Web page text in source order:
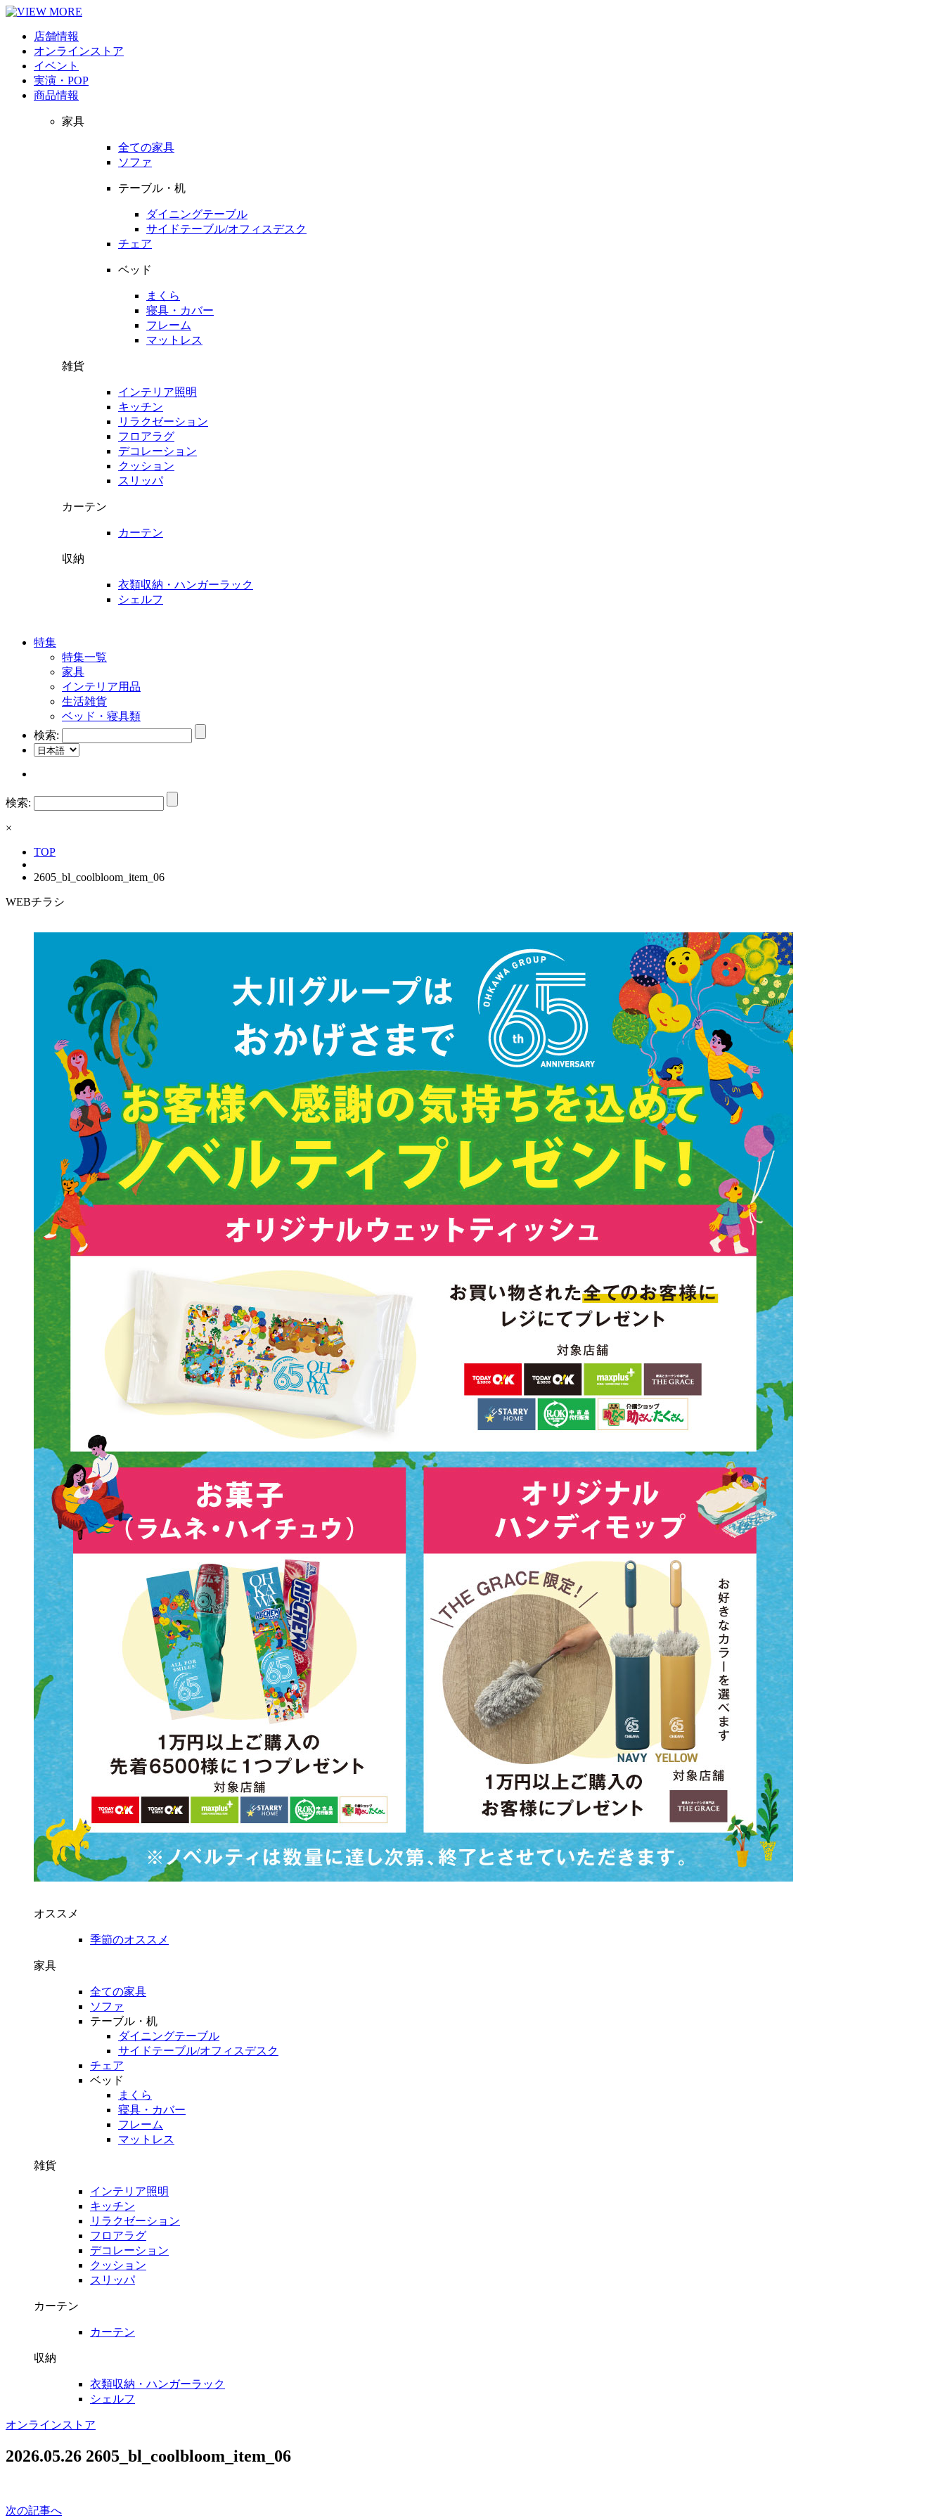
店舗情報
オンラインストア
イベント
実演・POP
商品情報
家具
全ての家具
ソファ
テーブル・机
ダイニングテーブル
サイドテーブル/オフィスデスク
チェア
ベッド
まくら
寝具・カバー
フレーム
マットレス
雑貨
インテリア照明
キッチン
リラクゼーション
フロアラグ
デコレーション
クッション
スリッパ
カーテン
カーテン
収納
衣類収納・ハンガーラック
シェルフ
特集
特集一覧
家具
インテリア用品
生活雑貨
ベッド・寝具類
検索:
検索:
×
TOP
2605_bl_coolbloom_item_06
WEBチラシ
オススメ
季節のオススメ
家具
全ての家具
ソファ
テーブル・机
ダイニングテーブル
サイドテーブル/オフィスデスク
チェア
ベッド
まくら
寝具・カバー
フレーム
マットレス
雑貨
インテリア照明
キッチン
リラクゼーション
フロアラグ
デコレーション
クッション
スリッパ
カーテン
カーテン
収納
衣類収納・ハンガーラック
シェルフ
オンラインストア
2026.05.26 2605_bl_coolbloom_item_06
次の記事へ